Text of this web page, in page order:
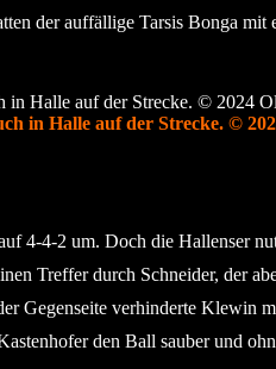
der auffällige Tarsis Bonga
in Halle auf der Strecke. ©
4-4-2 um. Doch die Hallenser
Treffer durch Schneider, der
verhinderte Klewin
den Ball sauber und